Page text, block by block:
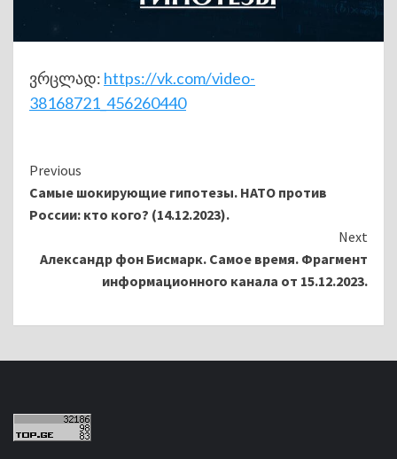
ვრცლად: https://vk.com/video-
38168721_456260440
Continue
Reading
Previous
Самые шокирующие гипотезы. НАТО против
России: кто кого? (14.12.2023).
Next
Александр фон Бисмарк. Самое время. Фрагмент
информационного канала от 15.12.2023.